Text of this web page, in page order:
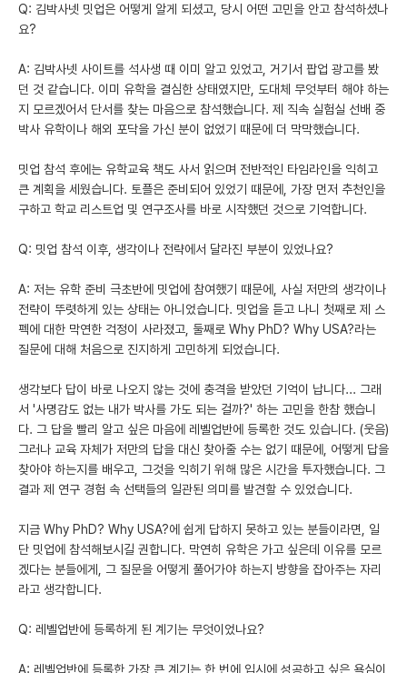
Q: 김박사넷 밋업은 어떻게 알게 되셨고, 당시 어떤 고민을 안고 참석하셨나
요?
A: 김박사넷 사이트를 석사생 때 이미 알고 있었고, 거기서 팝업 광고를 봤
던 것 같습니다. 이미 유학을 결심한 상태였지만, 도대체 무엇부터 해야 하는
지 모르겠어서 단서를 찾는 마음으로 참석했습니다. 제 직속 실험실 선배 중
박사 유학이나 해외 포닥을 가신 분이 없었기 때문에 더 막막했습니다.
밋업 참석 후에는 유학교육 책도 사서 읽으며 전반적인 타임라인을 익히고
큰 계획을 세웠습니다. 토플은 준비되어 있었기 때문에, 가장 먼저 추천인을
구하고 학교 리스트업 및 연구조사를 바로 시작했던 것으로 기억합니다.
Q: 밋업 참석 이후, 생각이나 전략에서 달라진 부분이 있었나요?
A: 저는 유학 준비 극초반에 밋업에 참여했기 때문에, 사실 저만의 생각이나
전략이 뚜렷하게 있는 상태는 아니었습니다. 밋업을 듣고 나니 첫째로 제 스
펙에 대한 막연한 걱정이 사라졌고, 둘째로 Why PhD? Why USA?라는
질문에 대해 처음으로 진지하게 고민하게 되었습니다.
생각보다 답이 바로 나오지 않는 것에 충격을 받았던 기억이 납니다... 그래
서 '사명감도 없는 내가 박사를 가도 되는 걸까?' 하는 고민을 한참 했습니
다. 그 답을 빨리 알고 싶은 마음에 레벨업반에 등록한 것도 있습니다. (웃음)
그러나 교육 자체가 저만의 답을 대신 찾아줄 수는 없기 때문에, 어떻게 답을
찾아야 하는지를 배우고, 그것을 익히기 위해 많은 시간을 투자했습니다. 그
결과 제 연구 경험 속 선택들의 일관된 의미를 발견할 수 있었습니다.
지금 Why PhD? Why USA?에 쉽게 답하지 못하고 있는 분들이라면, 일
단 밋업에 참석해보시길 권합니다. 막연히 유학은 가고 싶은데 이유를 모르
겠다는 분들에게, 그 질문을 어떻게 풀어가야 하는지 방향을 잡아주는 자리
라고 생각합니다.
Q: 레벨업반에 등록하게 된 계기는 무엇이었나요?
A: 레벨업반에 등록한 가장 큰 계기는 한 번에 입시에 성공하고 싶은 욕심이